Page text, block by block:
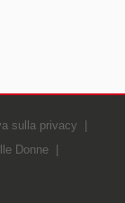
sulla privacy
Donne